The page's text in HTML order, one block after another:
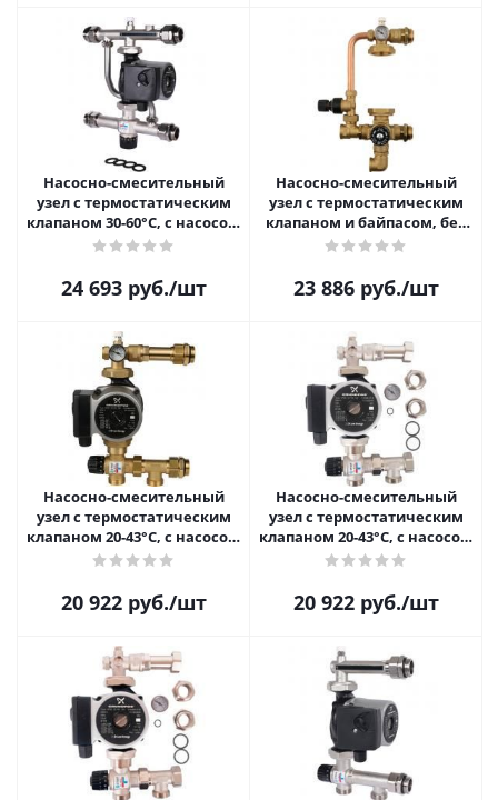
Насосно-смесительный
узел с термостатическим
клапаном 30-60°C, с насосом
UPSO 25-65, 130 mm Stout
24 693руб./шт
Насосно-смесительный
узел с термостатическим
клапаном и байпасом, без
насоса Stout SDG-0020-
23 886руб./шт
Насосно-смесительный
узел с термостатическим
клапаном 20-43°C, с насосом
UPSO Stout SDG-0020-004001
20 922руб./шт
Насосно-смесительный
узел с термостатическим
клапаном 20-43°C, с насосом
UPSO 25-65, 130 mm Stout
20 922руб./шт